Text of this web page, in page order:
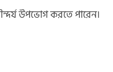
উপভোগ করতে পারেন।